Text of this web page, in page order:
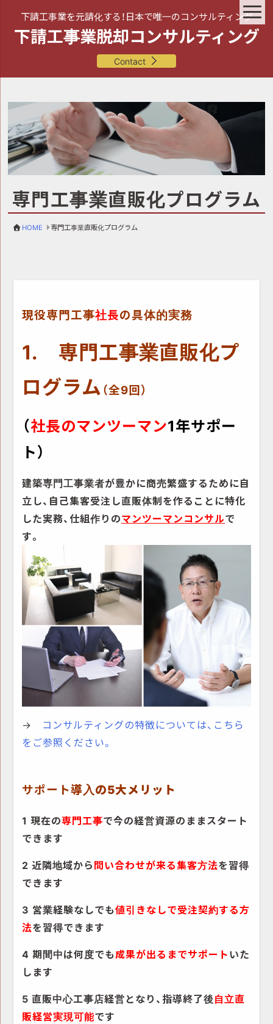
下請工事業を元請化する！日本で唯一のコンサルティング
下請工事業脱却コンサルティング
Contact
専門工事業直販化プログラム
HOME 専門工事業直販化プログラム
現役専門工事社長の具体的実務
1. 専門工事業直販化プ
ログラム（全9回）
（社長のマンツーマン1年サポー
ト）
建築専門工事業者が豊かに商売繁盛するために自
立し、自己集客受注し直販体制を作ることに特化
した実務、仕組作りのマンツーマンコンサルで
す。
→ コンサルティングの特徴については、こちら
をご参照ください。
サポート導入の5大メリット
1 現在の専門工事で今の経営資源のままスタート
できます
2 近隣地域から問い合わせが来る集客方法を習得
できます
3 営業経験なしでも値引きなしで受注契約する方
法を習得できます
4 期間中は何度でも成果が出るまでサポートいた
します
5 直販中心工事店経営となり、指導終了後自立直
販経営実現可能です